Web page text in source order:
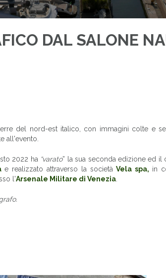
DAL SALONE
del nord-est italico, con immagini colte e
all'evento.
2022 ha “varato” la sua seconda edizione ed il
e realizzato attraverso la societàVela spa, in
l'Arsenale Militare di Venezia.